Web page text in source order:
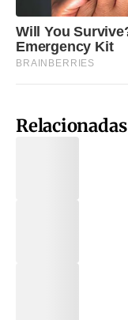
Relacionadas